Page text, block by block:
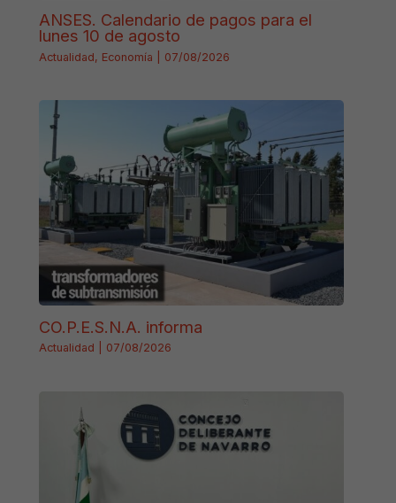
ANSES. Calendario de pagos para el
lunes 10 de agosto
Actualidad, Economía 07/08/2026
CO.P.E.S.N.A. informa
Actualidad 07/08/2026